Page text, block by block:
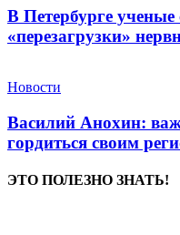
В Петербурге ученые
«перезагрузки»
Новости
Василий Анохин:
гордиться своим
ЭТО ПОЛЕЗНО ЗНАТЬ!